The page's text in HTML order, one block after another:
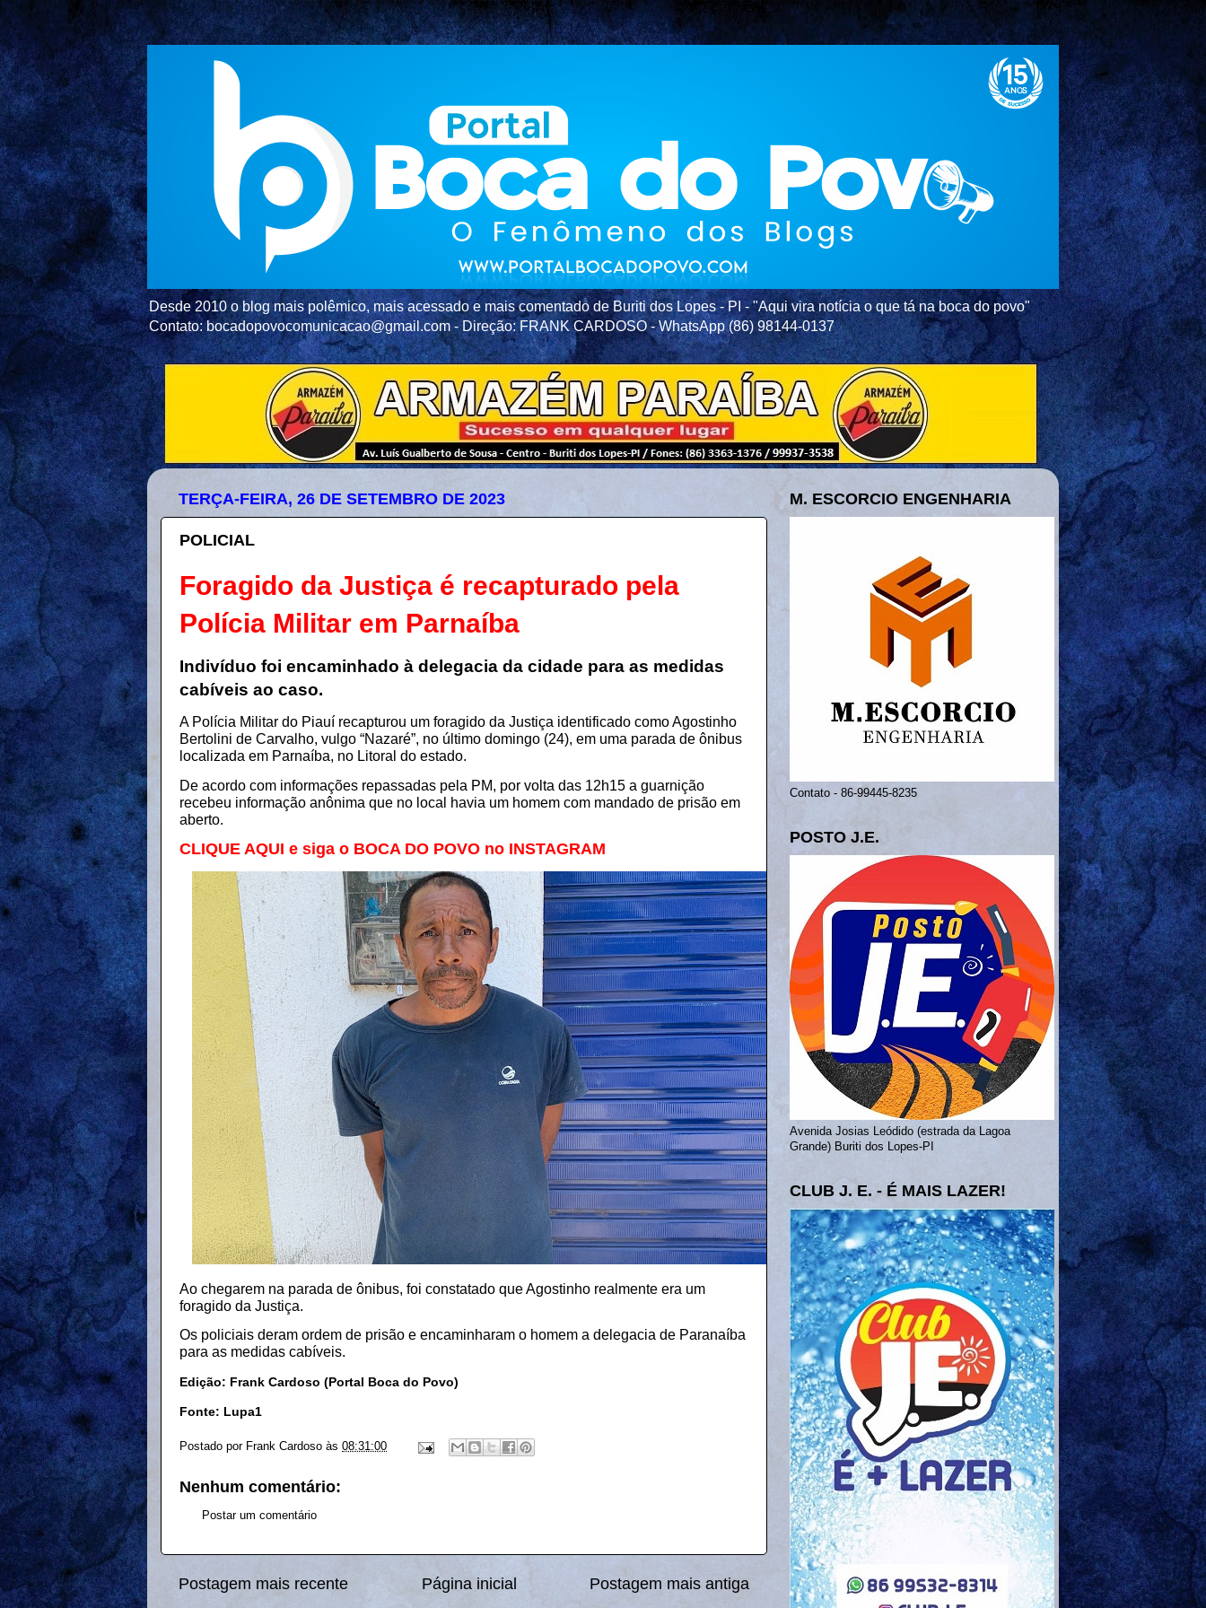
Desde 2010 o blog mais polêmico, mais acessado e mais comentado de Buriti dos Lopes - PI - "Aqui vira notícia o que tá na boca do povo"
Contato: bocadopovocomunicacao@gmail.com - Direção: FRANK CARDOSO - WhatsApp (86) 98144-0137
TERÇA-FEIRA, 26 DE SETEMBRO DE 2023
POLICIAL
Foragido da Justiça é recapturado pela
Polícia Militar em Parnaíba
Indivíduo foi encaminhado à delegacia da cidade para as medidas
cabíveis ao caso.
A Polícia Militar do Piauí recapturou um foragido da Justiça identificado como Agostinho
Bertolini de Carvalho, vulgo “Nazaré”, no último domingo (24), em uma parada de ônibus
localizada em Parnaíba, no Litoral do estado.
De acordo com informações repassadas pela PM, por volta das 12h15 a guarnição
recebeu informação anônima que no local havia um homem com mandado de prisão em
aberto.
CLIQUE AQUI e siga o BOCA DO POVO no INSTAGRAM
Ao chegarem na parada de ônibus, foi constatado que Agostinho realmente era um
foragido da Justiça.
Os policiais deram ordem de prisão e encaminharam o homem a delegacia de Paranaíba
para as medidas cabíveis.
Edição: Frank Cardoso (Portal Boca do Povo)
Fonte: Lupa1
Postado por Frank Cardoso às 08:31:00
Nenhum comentário:
Postar um comentário
Postagem mais recente Postagem mais antiga
Página inicial
M. ESCORCIO ENGENHARIA
Contato - 86-99445-8235
POSTO J.E.
Avenida Josias Leódido (estrada da Lagoa
Grande) Buriti dos Lopes-PI
CLUB J. E. - É MAIS LAZER!